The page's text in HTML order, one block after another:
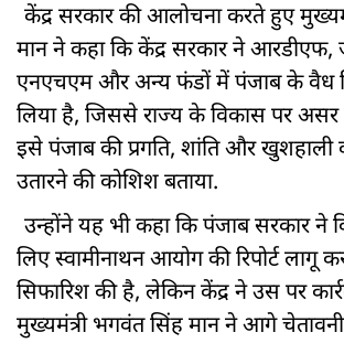
केंद्र सरकार की आलोचना करते हुए
मान ने कहा कि केंद्र सरकार ने आरडीएफ,
एनएचएम और अन्य फंडों में पंजाब के वैध
लिया है, जिससे राज्य के विकास पर असर
इसे पंजाब की प्रगति, शांति और खुशहाली
उतारने की कोशिश बताया.
उन्होंने यह भी कहा कि पंजाब सरकार ने
लिए स्वामीनाथन आयोग की रिपोर्ट लागू
सिफारिश की है, लेकिन केंद्र ने उस पर
मुख्यमंत्री भगवंत सिंह मान ने आगे चेतावनी